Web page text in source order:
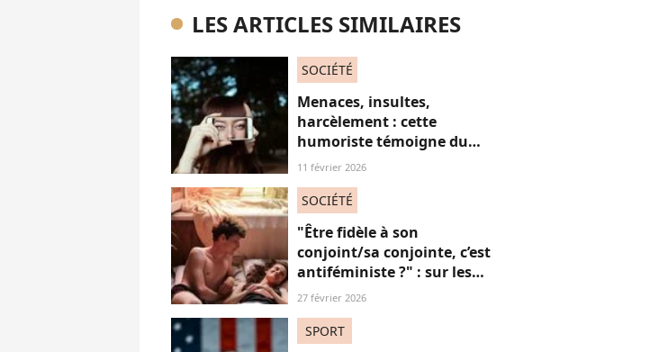
LES ARTICLES SIMILAIRES
SOCIÉTÉ
Menaces, insultes,
harcèlement : cette
humoriste témoigne du
sort des femmes sur les
11 février 2026
SOCIÉTÉ
"Être fidèle à son
conjoint/sa conjointe, c’est
antiféministe ?" : sur les
réseaux sociaux, cette
27 février 2026
SPORT